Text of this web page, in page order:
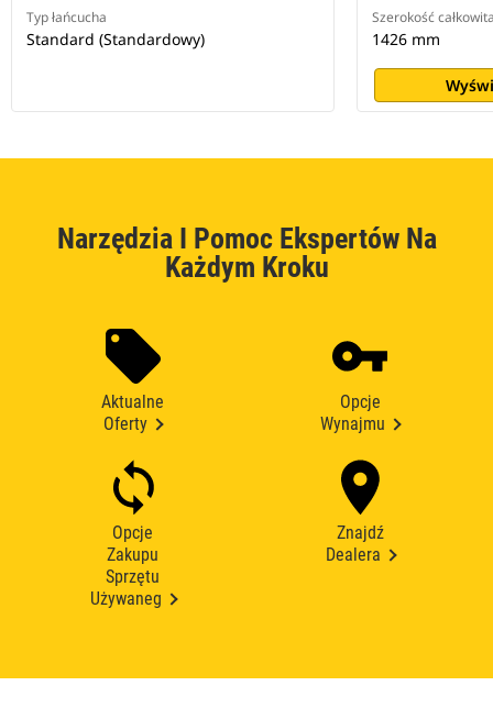
Typ łańcucha
Standard (Standardowy)
Szerokość
1426 mm
Narzędzia I Pomoc Ekspertów Na
Każdym Kroku
Aktualne
Oferty
Opcje
Wynajmu
Opcje
Zakupu
Sprzętu
Używaneg
Znajdź
Dealera